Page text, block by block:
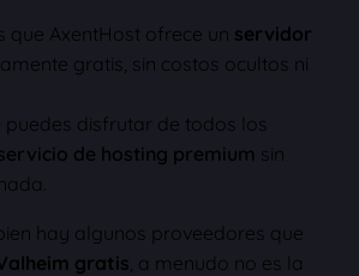
que AxentHost ofrece un servidor
gratis, sin costos ocultos ni
puedes disfrutar de todos los
de hosting premium sin
hay algunos proveedores que
gratis, a menudo no es la